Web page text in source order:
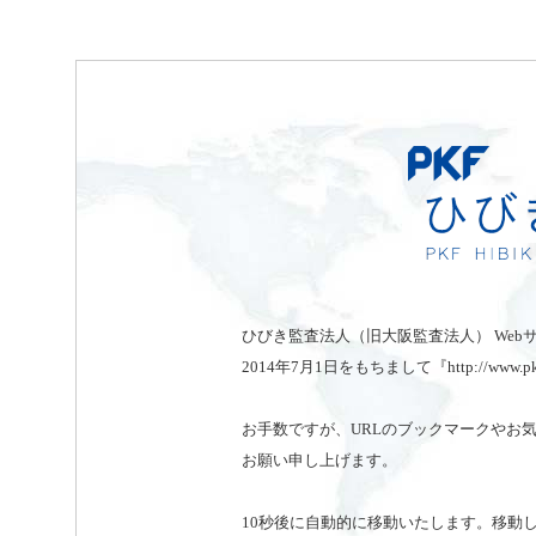
ひびき監査法人（旧大阪監査法人） Web
2014年7月1日をもちまして『http://
お手数ですが、URLのブックマークやお
お願い申し上げます。
10秒後に自動的に移動いたします。移動